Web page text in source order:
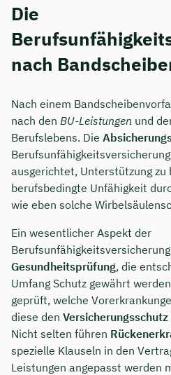
Die
nach
Nach einem
nach den BU-Leistungen und
Berufslebens. Die
ausgerichtet, Unterstützung zu
berufsbedingte Unfähigkeit
wie eben solche
Ein wesentlicher Aspekt der
Gesundheitsprüfung, die
Umfang Schutz gewährt
geprüft, welche
diese den Versicherungsschutz
Nicht selten führen
spezielle Klauseln in den
Leistungen angepasst werden